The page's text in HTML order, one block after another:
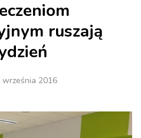
ruszają
2016